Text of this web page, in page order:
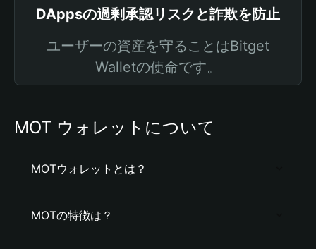
DAppsの過剰承認リスクと詐欺を防止
ユーザーの資産を守ることはBitget
Walletの使命です。
MOT ウォレットについて
MOTウォレットとは？
MOTの特徴は？